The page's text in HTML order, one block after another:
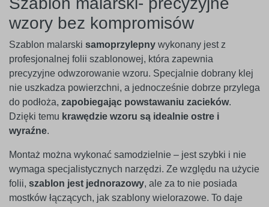
wzory bez kompromisów
Szablon malarski samoprzylepny wykonany jest z
profesjonalnej folii szablonowej, która zapewnia
precyzyjne odwzorowanie wzoru. Specjalnie dobrany klej
nie uszkadza powierzchni, a jednocześnie dobrze przylega
do podłoża, zapobiegając powstawaniu zacieków.
Dzięki temu krawędzie wzoru są idealnie ostre i
wyraźne.
Montaż można wykonać samodzielnie – jest szybki i nie
wymaga specjalistycznych narzędzi. Ze względu na użycie
folii, szablon jest jednorazowy, ale za to nie posiada
mostków łączących, jak szablony wielorazowe. To daje